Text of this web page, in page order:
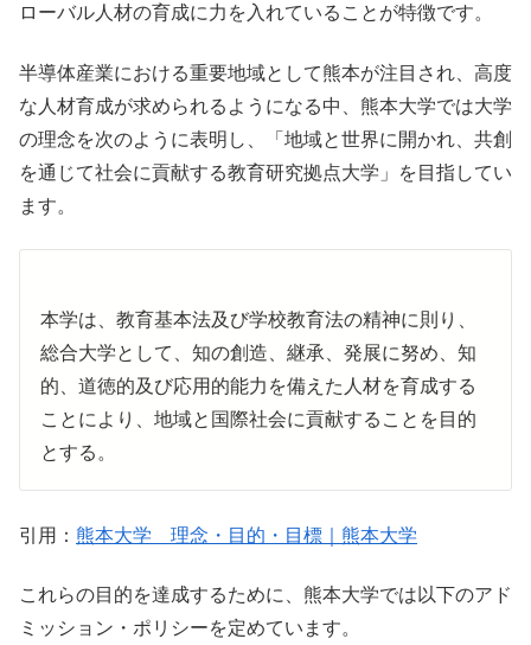
ローバル人材の育成に力を入れていることが特徴です。
半導体産業における重要地域として熊本が注目され、高度
な人材育成が求められるようになる中、熊本大学では大学
の理念を次のように表明し、「地域と世界に開かれ、共創
を通じて社会に貢献する教育研究拠点大学」を目指してい
ます。
本学は、教育基本法及び学校教育法の精神に則り、
総合大学として、知の創造、継承、発展に努め、知
的、道徳的及び応用的能力を備えた人材を育成する
ことにより、地域と国際社会に貢献することを目的
とする。
引用： 熊本大学 理念・目的・目標｜熊本大学
これらの目的を達成するために、熊本大学では以下のアド
ミッション・ポリシーを定めています。